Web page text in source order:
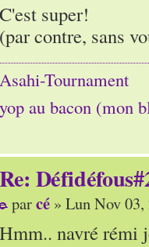
C'est super!
(par contre, sans
Asahi-Tournament
yop au bacon (mon
Re:
parcé » Lun Nov
Hmm.. navré rémi